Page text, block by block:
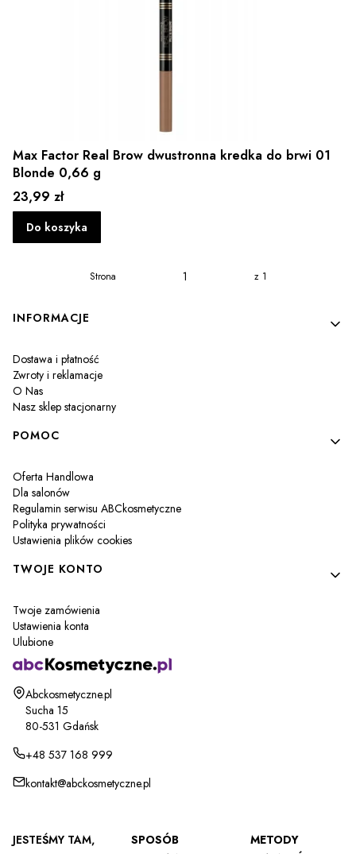
Max Factor Real Brow dwustronna kredka do brwi 01
Blonde 0,66 g
Cena
23,99 zł
Do koszyka
Strona z 1
Linki w stopce
INFORMACJE
Dostawa i płatność
Zwroty i reklamacje
O Nas
Nasz sklep stacjonarny
POMOC
Oferta Handlowa
Dla salonów
Regulamin serwisu ABCkosmetyczne
Polityka prywatności
Ustawienia plików cookies
TWOJE KONTO
Twoje zamówienia
Ustawienia konta
Ulubione
Adres:
Abckosmetyczne.pl
Sucha 15
80-531 Gdańsk
+48 537 168 999
kontakt@abckosmetyczne.pl
JESTEŚMY TAM,
SPOSÓB
METODY